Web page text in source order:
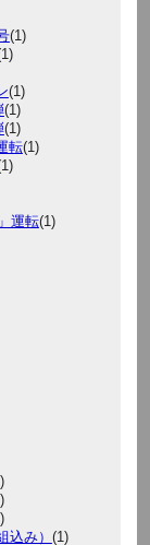
(1)
(1)
(1)
(1)
転(1)
運転(1)
込み） (1)